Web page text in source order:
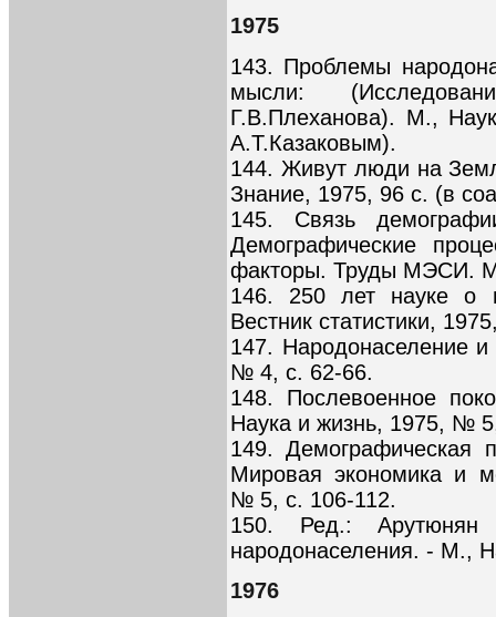
1975
143. Проблемы
мысли:
Г.В.Плеханова). М.,
А.Т.Казаковым).
144. Живут люди на
Знание, 1975, 96 с. (в
145. Связь
Демографические
факторы. Труды МЭСИ.
146. 250 лет науке о
Вестник статистики,
147. Народонаселение
№ 4, с. 62-66.
148. Послевоенное
Наука и жизнь, 1975, №
149. Демографическая
Мировая экономика и
№ 5, с. 106-112.
150. Ред.: Арутюнян
народонаселения. - М.,
1976